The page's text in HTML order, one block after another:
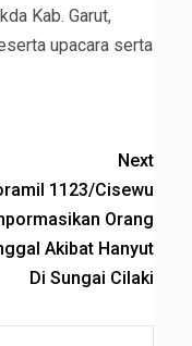
Kab. Garut,
upacara serta
Next
1123/Cisewu
Orang
Akibat Hanyut
Di Sungai Cilaki